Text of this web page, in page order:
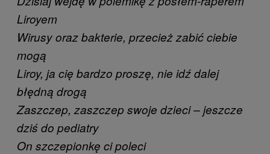
Liroyem
Wirusy oraz bakterie, przecież zabić ciebie
mogą
Liroy, ja cię bardzo proszę, nie idź dalej
błędną drogą
Zaszczep, zaszczep swoje dzieci – jeszcze
dziś do pediatry
On szczepionkę ci poleci